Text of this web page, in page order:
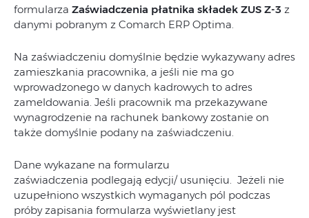
formularza Zaświadczenia płatnika składek ZUS Z-3 z
danymi pobranym z Comarch ERP Optima.
Na zaświadczeniu domyślnie będzie wykazywany adres
zamieszkania pracownika, a jeśli nie ma go
wprowadzonego w danych kadrowych to adres
zameldowania. Jeśli pracownik ma przekazywane
wynagrodzenie na rachunek bankowy zostanie on
także domyślnie podany na zaświadczeniu.
Dane wykazane na formularzu
zaświadczenia podlegają edycji/ usunięciu. Jeżeli nie
uzupełniono wszystkich wymaganych pól podczas
próby zapisania formularza wyświetlany jest